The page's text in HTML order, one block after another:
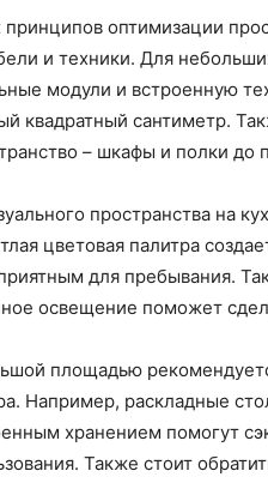
оптимизации
и техники. Для
модули и встроенную
квадратный сантиметр.
– шкафы и полки до
пространства на
цветовая палитра
для пребывания.
освещение поможет
площадью
Например, раскладные
хранением помогут
Также стоит